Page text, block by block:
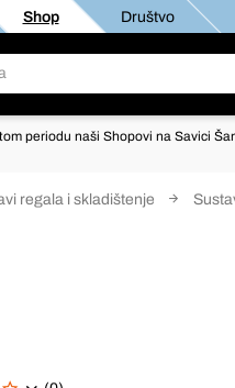
Shop Društvo
periodu naši Shopovi na Savici
regala i skladištenje